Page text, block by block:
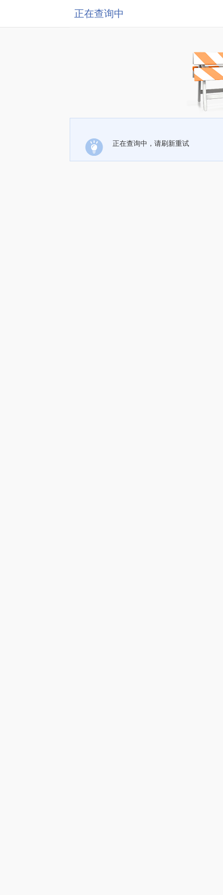
正在查询中
正在查询中，请刷新重试